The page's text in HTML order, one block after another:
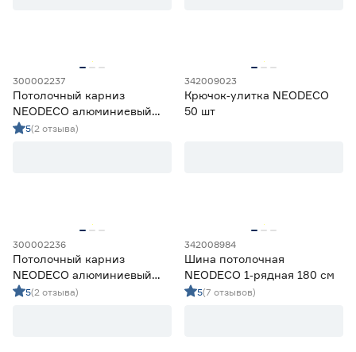
300002237
Потолочный карниз
NEODECO алюминиевый
3‑рядный 350 см белый
5(2 отзыва)
342009023
Крючок‑улитка NEODECO
50 шт
300002236
Потолочный карниз
NEODECO алюминиевый
3‑рядный 300 см белый
5(2 отзыва)
342008984
Шина потолочная
NEODECO 1‑рядная 180 см
5(7 отзывов)